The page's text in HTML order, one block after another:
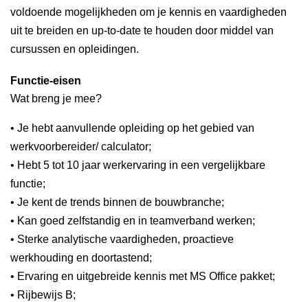
voldoende mogelijkheden om je kennis en vaardigheden
uit te breiden en up-to-date te houden door middel van
cursussen en opleidingen.
Functie-eisen
Wat breng je mee?
• Je hebt aanvullende opleiding op het gebied van
werkvoorbereider/ calculator;
• Hebt 5 tot 10 jaar werkervaring in een vergelijkbare
functie;
• Je kent de trends binnen de bouwbranche;
• Kan goed zelfstandig en in teamverband werken;
• Sterke analytische vaardigheden, proactieve
werkhouding en doortastend;
• Ervaring en uitgebreide kennis met MS Office pakket;
• Rijbewijs B;